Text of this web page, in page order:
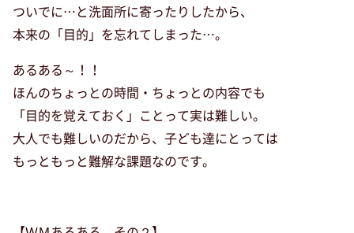
ついでに…と洗面所に寄ったりしたから、
本来の「目的」を忘れてしまった…。
あるある～！！
ほんのちょっとの時間・ちょっとの内容でも
「目的を覚えておく」ことって実は難しい。
大人でも難しいのだから、子ども達にとっては
もっともっと難解な課題なのです。